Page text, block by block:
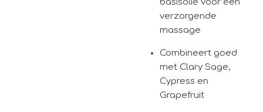
verzorgende
massage
Combineert goed
met Clary Sage,
Cypress en
Grapefruit